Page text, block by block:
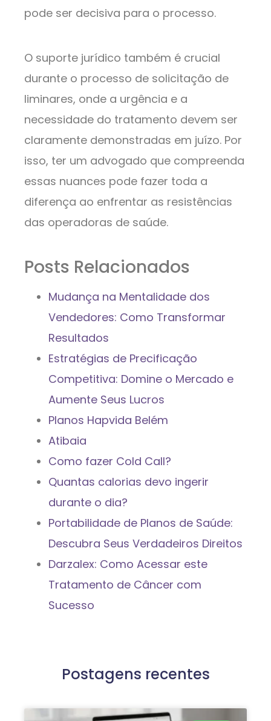
pode ser decisiva para o processo.
O suporte jurídico também é crucial
durante o processo de solicitação de
liminares, onde a urgência e a
necessidade do tratamento devem ser
claramente demonstradas em juízo. Por
isso, ter um advogado que compreenda
essas nuances pode fazer toda a
diferença ao enfrentar as resistências
das operadoras de saúde.
Posts Relacionados
Mudança na Mentalidade dos
Vendedores: Como Transformar
Resultados
Estratégias de Precificação
Competitiva: Domine o Mercado e
Aumente Seus Lucros
Planos Hapvida Belém
Atibaia
Como fazer Cold Call?
Quantas calorias devo ingerir
durante o dia?
Portabilidade de Planos de Saúde:
Descubra Seus Verdadeiros Direitos
Darzalex: Como Acessar este
Tratamento de Câncer com
Sucesso
Postagens recentes